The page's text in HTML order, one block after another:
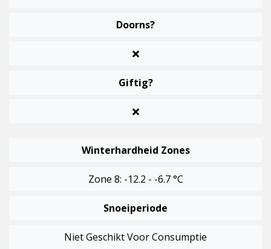
Doorns?
Giftig?
Winterhardheid Zones
Zone 8: -12.2 - -6.7 °C
Snoeiperiode
Niet Geschikt Voor Consumptie